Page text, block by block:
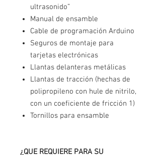
ultrasonido”
Manual de ensamble
Cable de programación Arduino
Seguros de montaje para
tarjetas electrónicas
Llantas delanteras metálicas
Llantas de tracción (hechas de
polipropileno con hule de nitrilo,
con un coeficiente de fricción 1)
Tornillos para ensamble
¿QUE REQUIERE PARA SU